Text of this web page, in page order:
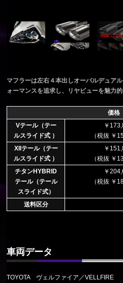
マフラーは左右４本出しオーバルデュア
ォーマンスを追求し、リヤビューを魅力的
価格
Vテール（テー
ルスライド式 ）
￥
（税抜 ￥
XIIテール（テー
ルスライド式 ）
￥
（税抜 ￥
チタンHYBRID
テール（テール
スライド式）
￥
（税抜 ￥
送料区分
車両データ
TOYOTA ヴェルファイア／VELLFIRE